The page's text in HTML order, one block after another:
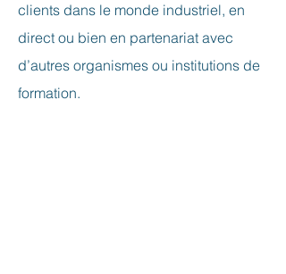
clients dans le monde industriel, en
direct ou bien en partenariat avec
d’autres organismes ou institutions de
formation.